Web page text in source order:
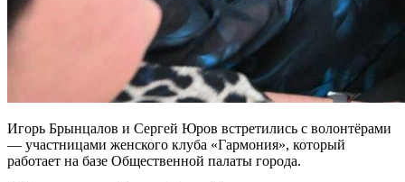
Игорь Брынцалов и Сергей Юров встретились с волонтёрами
— участницами женского клуба «Гармония», который
работает на базе Общественной палаты города.